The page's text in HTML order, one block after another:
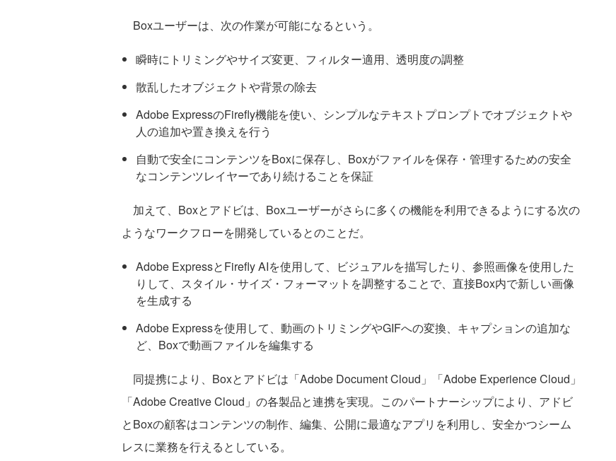
Boxユーザーは、次の作業が可能になるという。
瞬時にトリミングやサイズ変更、フィルター適用、透明度の調整
散乱したオブジェクトや背景の除去
Adobe ExpressのFirefly機能を使い、シンプルなテキストプロンプトでオブジェクトや
人の追加や置き換えを行う
自動で安全にコンテンツをBoxに保存し、Boxがファイルを保存・管理するための安全
なコンテンツレイヤーであり続けることを保証
加えて、Boxとアドビは、Boxユーザーがさらに多くの機能を利用できるようにする次の
ようなワークフローを開発しているとのことだ。
Adobe ExpressとFirefly AIを使用して、ビジュアルを描写したり、参照画像を使用した
りして、スタイル・サイズ・フォーマットを調整することで、直接Box内で新しい画像
を生成する
Adobe Expressを使用して、動画のトリミングやGIFへの変換、キャプションの追加な
ど、Boxで動画ファイルを編集する
同提携により、Boxとアドビは「Adobe Document Cloud」「Adobe Experience Cloud」
「Adobe Creative Cloud」の各製品と連携を実現。このパートナーシップにより、アドビ
とBoxの顧客はコンテンツの制作、編集、公開に最適なアプリを利用し、安全かつシーム
レスに業務を行えるとしている。